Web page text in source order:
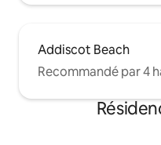
Addiscot Beach
Recommandé par 4